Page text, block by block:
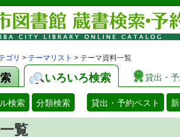
ゴリ > テーマリスト > テーマ資料一覧
いろいろ検索 貸出・
検索 分類検索 貸出・予約ベスト
覧